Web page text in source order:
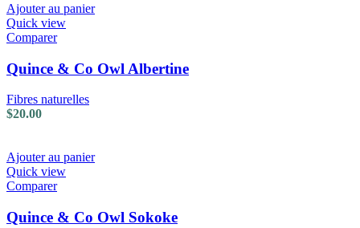
Ajouter au panier
Quick view
Comparer
Quince & Co Owl Albertine
Fibres naturelles
$20.00
Ajouter au panier
Quick view
Comparer
Quince & Co Owl Sokoke